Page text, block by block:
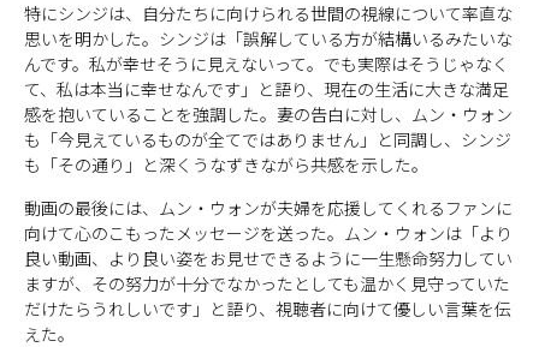
特にシンジは、自分たちに向けられる世間の視線について率直な
思いを明かした。シンジは「誤解している方が結構いるみたいな
んです。私が幸せそうに見えないって。でも実際はそうじゃなく
て、私は本当に幸せなんです」と語り、現在の生活に大きな満足
感を抱いていることを強調した。妻の告白に対し、ムン・ウォン
も「今見えているものが全てではありません」と同調し、シンジ
も「その通り」と深くうなずきながら共感を示した。
動画の最後には、ムン・ウォンが夫婦を応援してくれるファンに
向けて心のこもったメッセージを送った。ムン・ウォンは「より
良い動画、より良い姿をお見せできるように一生懸命努力してい
ますが、その努力が十分でなかったとしても温かく見守っていた
だけたらうれしいです」と語り、視聴者に向けて優しい言葉を伝
えた。